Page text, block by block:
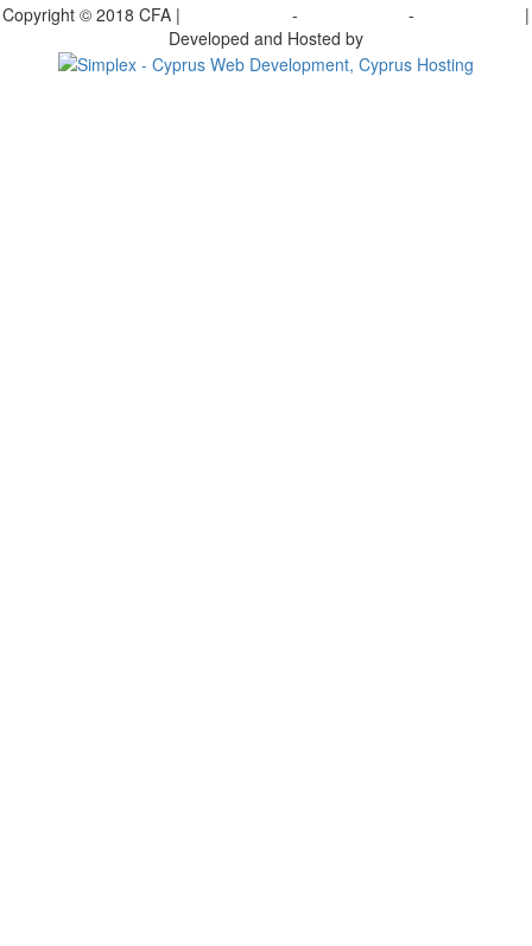
Copyright © 2018 CFA | - -
|
Developed and Hosted by